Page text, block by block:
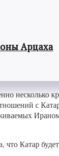
Арцаха
несколько
с
Катар